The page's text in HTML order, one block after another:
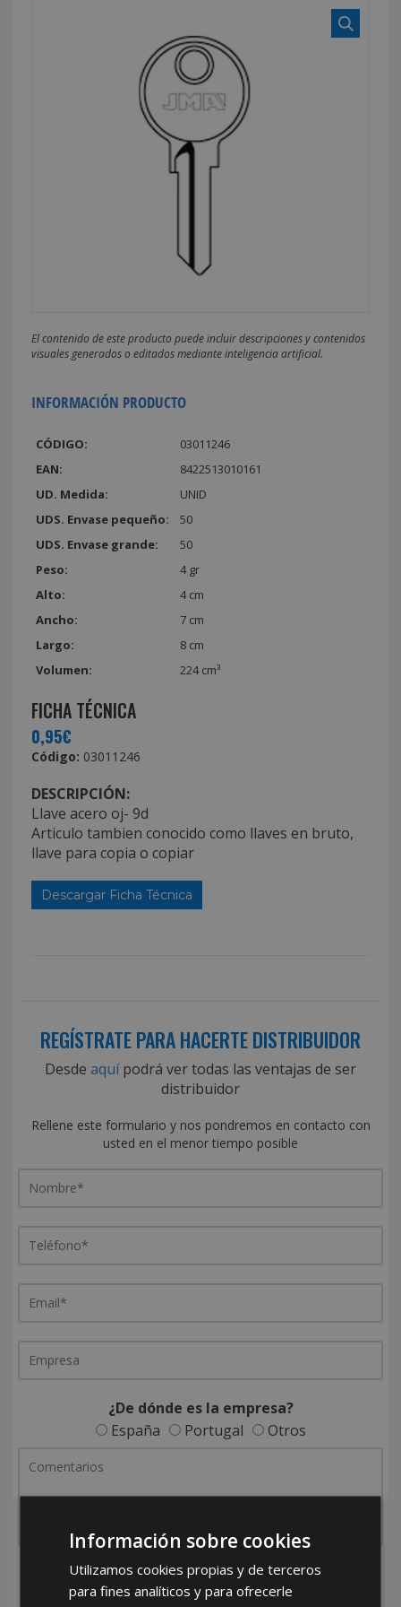
El contenido de este producto puede incluir descripciones y contenidos
visuales generados o editados mediante inteligencia artificial.
INFORMACIÓN PRODUCTO
CÓDIGO:
03011246
EAN:
8422513010161
UD. Medida:
UNID
UDS. Envase pequeño:
50
UDS. Envase grande:
50
Peso:
4 gr
Alto:
4 cm
Ancho:
7 cm
Largo:
8 cm
Volumen:
224 cm³
FICHA TÉCNICA
0,95€
Código: 03011246
DESCRIPCIÓN:
Llave acero oj- 9d
Articulo tambien conocido como llaves en bruto,
llave para copia o copiar
Descargar Ficha Técnica
REGÍSTRATE PARA HACERTE DISTRIBUIDOR
Desde aquípodrá ver todas las ventajas de ser
distribuidor
Rellene este formulario y nos pondremos en contacto con
usted en el menor tiempo posible
¿De dónde es la empresa?
España
Portugal Otros
He leído y acepto laPolítica de Privacidad
Información sobre cookies
Utilizamos cookies propias y de terceros
para fines analíticos y para ofrecerle